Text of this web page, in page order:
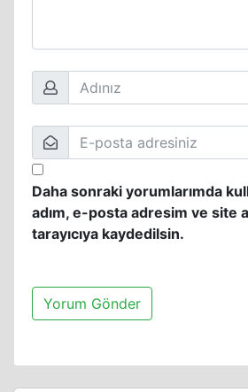
Daha sonraki yorumlarımda
adım, e-posta adresim ve site
tarayıcıya kaydedilsin.